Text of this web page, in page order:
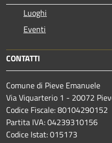
Luoghi
Eventi
CONTATTI
Comune di Pieve Emanuele
Via Viquarterio 1 - 20072
Codice Fiscale: 80104290152
Partita IVA: 04239310156
Codice Istat: 015173